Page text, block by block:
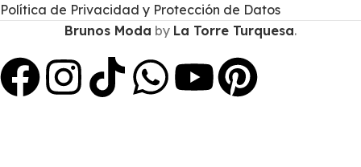
Política de Privacidad y Protección de Datos
Brunos Moda by La Torre Turquesa.